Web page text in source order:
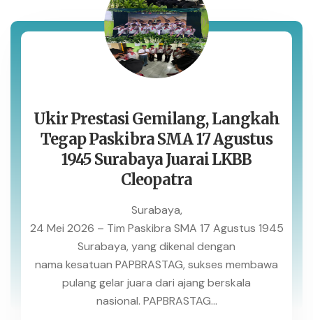
Ukir Prestasi Gemilang, Langkah
Tegap Paskibra SMA 17 Agustus
1945 Surabaya Juarai LKBB
Cleopatra
Surabaya,
24 Mei 2026 – Tim Paskibra SMA 17 Agustus 1945
Surabaya, yang dikenal dengan
nama kesatuan PAPBRASTAG, sukses membawa
pulang gelar juara dari ajang berskala
nasional. PAPBRASTAG...